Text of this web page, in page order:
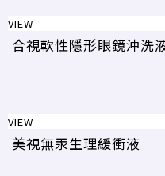
VIEW
合視軟性隱形眼鏡沖洗
VIEW
美視無汞生理緩衝液